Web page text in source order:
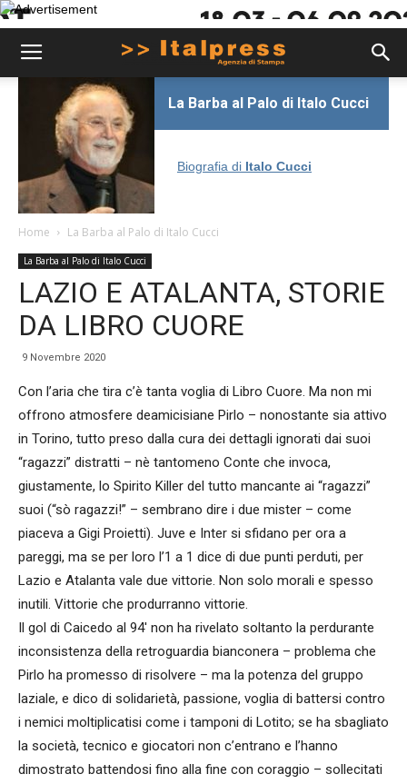
La Barba al Palo di Italo Cucci
Biografia di Italo Cucci
Home La Barba al Palo di Italo Cucci
La Barba al Palo di Italo Cucci
LAZIO E ATALANTA, STORIE
DA LIBRO CUORE
9 Novembre 2020
Con l’aria che tira c’è tanta voglia di Libro Cuore. Ma non mi
offrono atmosfere deamicisiane Pirlo – nonostante sia attivo
in Torino, tutto preso dalla cura dei dettagli ignorati dai suoi
“ragazzi” distratti – nè tantomeno Conte che invoca,
giustamente, lo Spirito Killer del tutto mancante ai “ragazzi”
suoi (“sò ragazzi!” – sembrano dire i due mister – come
piaceva a Gigi Proietti). Juve e Inter si sfidano per ora a
pareggi, ma se per loro l’1 a 1 dice di due punti perduti, per
Lazio e Atalanta vale due vittorie. Non solo morali e spesso
inutili. Vittorie che produrranno vittorie.
Il gol di Caicedo al 94′ non ha rivelato soltanto la perdurante
inconsistenza della retroguardia bianconera – problema che
Pirlo ha promesso di risolvere – ma la potenza del gruppo
laziale, e dico di solidarietà, passione, voglia di battersi contro
i nemici moltiplicatisi come i tamponi di Lotito; se ha sbagliato
la società, tecnico e giocatori non c’entrano e l’hanno
dimostrato battendosi fino alla fine con coraggio – sollecitati